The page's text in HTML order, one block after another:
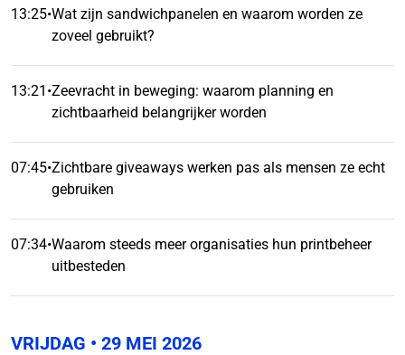
13:25•Wat zijn sandwichpanelen en waarom worden ze
zoveel gebruikt?
13:21 •Zeevracht in beweging: waarom planning en
zichtbaarheid belangrijker worden
07:45•Zichtbare giveaways werken pas als mensen ze echt
gebruiken
07:34•Waarom steeds meer organisaties hun printbeheer
uitbesteden
VRIJDAG • 29 MEI 2026